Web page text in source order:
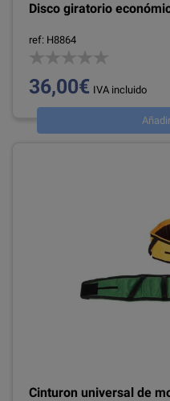
Disco giratorio
ref: H8864
36,00€ IVA incluido
Cinturon universal de